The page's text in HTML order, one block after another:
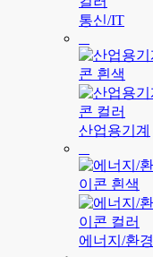
통신/IT
산업용기계
에너지/환경